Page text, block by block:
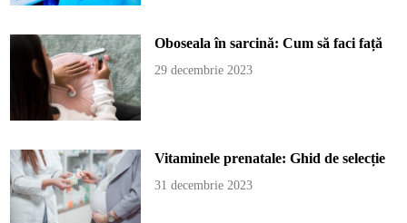
Oboseala în sarcină: Cum să faci față
29 decembrie 2023
Vitaminele prenatale: Ghid de selecție
31 decembrie 2023